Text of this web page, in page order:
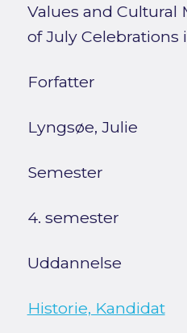
Values and Cultural
of July Celebrations
Forfatter
Lyngsøe, Julie
Semester
4. semester
Uddannelse
Historie, Kandidat